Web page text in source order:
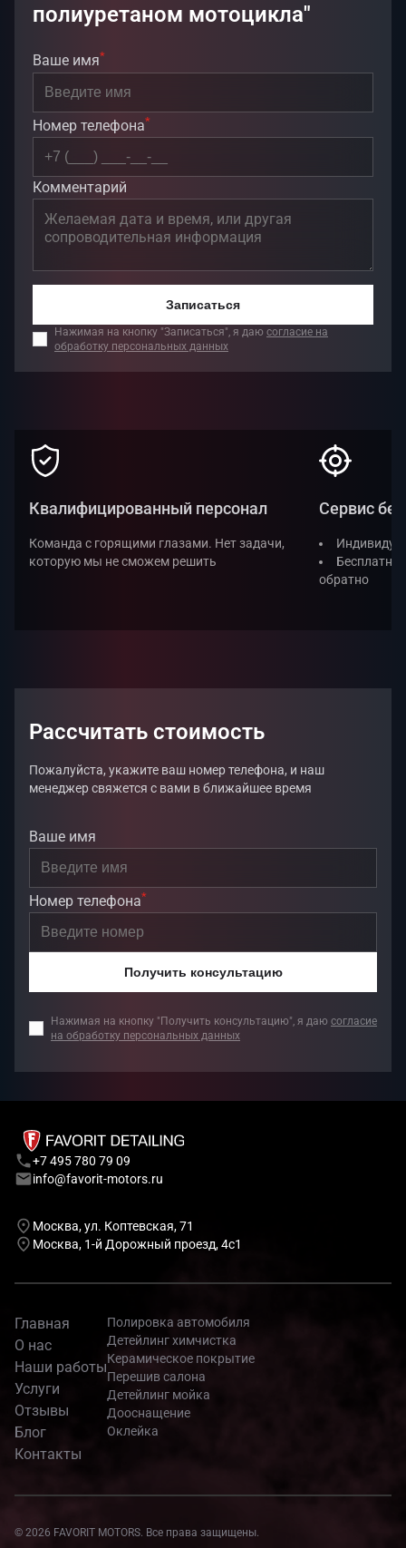
полиуретаном мотоцикла"
Ваше имя*
Номер телефона*
Комментарий
Записаться
Нажимая на кнопку "Записаться", я даю согласие на
обработку персональных данных
Квалифицированный персонал
Команда с горящими глазами. Нет задачи,
которую мы не сможем решить
Сервис
обратно
Рассчитать стоимость
Пожалуйста, укажите ваш номер телефона, и наш
менеджер свяжется с вами в ближайшее время
Ваше имя
Номер телефона*
Получить консультацию
Нажимая на кнопку "Получить консультацию", я даю согласие
на обработку персональных данных
+7 495 780 79 09
info@favorit-motors.ru
Москва, ул. Коптевская, 71
Москва, 1-й Дорожный проезд, 4с1
Главная
О нас
Наши работы
Услуги
Отзывы
Блог
Контакты
Полировка автомобиля
Детейлинг химчистка
Керамическое покрытие
Перешив салона
Детейлинг мойка
Дооснащение
Оклейка
© 2026 FAVORIT MOTORS. Все права защищены.